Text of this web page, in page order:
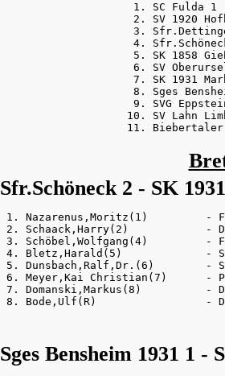
1. SC
2. SV 1920
3.
4.
5. SK 1858
6. SV
7. SK 1931
8. Sges
9. SVG
10. SV Lahn
11.
Sfr.Schöneck 2 - SK
1. Nazarenus,Moritz(1)         -
2. Schaack,Harry(2)            -
3. Schöbel,Wolfgang(4)         -
4. Bletz,Harald(5)             -
5. Dunsbach,Ralf,Dr.(6)        -
6. Meyer,Kai Christian(7)      -
7. Domanski,Markus(8)          -
Sges Bensheim 1931 1